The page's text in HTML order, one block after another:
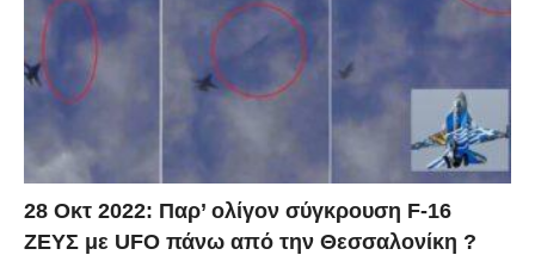
28 Οκτ 2022: Παρ’ ολίγον σύγκρουση F-16
ΖΕΥΣ με UFO πάνω από την Θεσσαλονίκη ?